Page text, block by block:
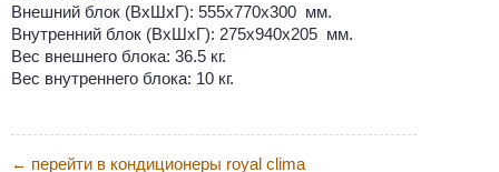
Внешний блок (ВхШхГ): 555x770x300 мм.
Внутренний блок (ВхШхГ): 275x940x205 мм.
Вес внешнего блока: 36.5 кг.
Вес внутреннего блока: 10 кг.
← перейти в кондиционеры royal clima